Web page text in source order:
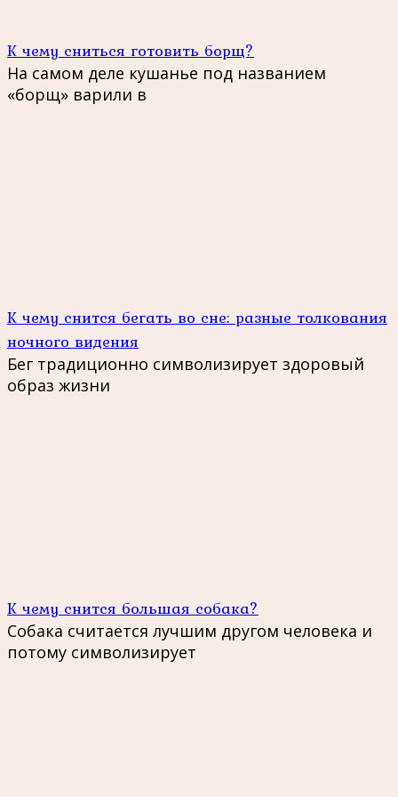
К чему сниться готовить борщ?
На самом деле кушанье под названием
«борщ» варили в
К чему снится бегать во сне: разные толкования
ночного видения
Бег традиционно символизирует здоровый
образ жизни
К чему снится большая собака?
Собака считается лучшим другом человека и
потому символизирует